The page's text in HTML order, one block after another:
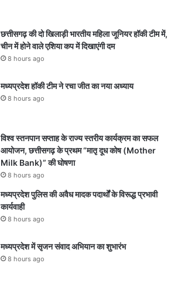
छत्तीसगढ़ की दो खिलाड़ी भारतीय महिला जूनियर हॉकी टीम में,
चीन में होने वाले एशिया कप में दिखाएंगी दम
8 hours ago
मध्यप्रदेश हॉकी टीम ने रचा जीत का नया अध्याय
8 hours ago
विश्व स्तनपान सप्ताह के राज्य स्तरीय कार्यक्रम का सफल
आयोजन, छत्तीसगढ़ के प्रथम “मातृ दूध कोष (Mother
Milk Bank)” की घोषणा
8 hours ago
मध्यप्रदेश पुलिस की अवैध मादक पदार्थों के विरूद्ध प्रभावी
कार्यवाही
8 hours ago
मध्यप्रदेश में सृजन संवाद अभियान का शुभारंभ
8 hours ago